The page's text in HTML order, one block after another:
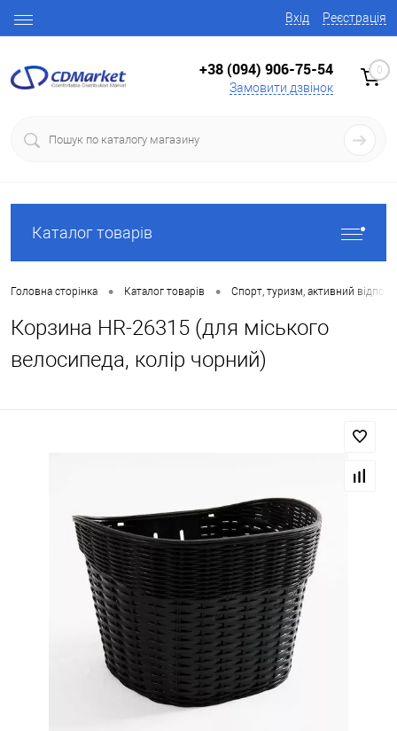
Вхід Реєстрація
+38 (094) 906-75-54
Замовити дзвінок
0
Каталог товарів
Головна сторінка • Каталог товарів • Спорт, туризм, активний
Корзина HR-26315 (для міського
велосипеда, колір чорний)